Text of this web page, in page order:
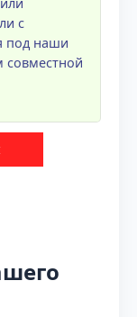
с
под наши
совместной